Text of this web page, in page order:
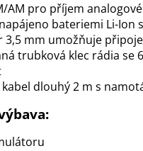
AM pro příjem
bateriemi Li-Ion
3,5 mm umožňuje
trubková klec rádia se
kabel dlouhý 2 m s